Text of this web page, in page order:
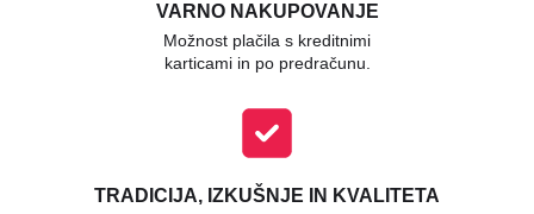
VARNO NAKUPOVANJE
Možnost plačila s kreditnimi
karticami in po predračunu.
TRADICIJA, IZKUŠNJE IN KVALITETA